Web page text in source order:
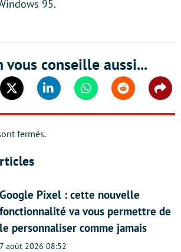
95.
vous conseille aussi...
Twitter Linkedin WhatsappReddit
fermés.
Google Pixel : cette nouvelle
fonctionnalité va vous permettre de
le personnaliser comme jamais
7 août 2026 08:52